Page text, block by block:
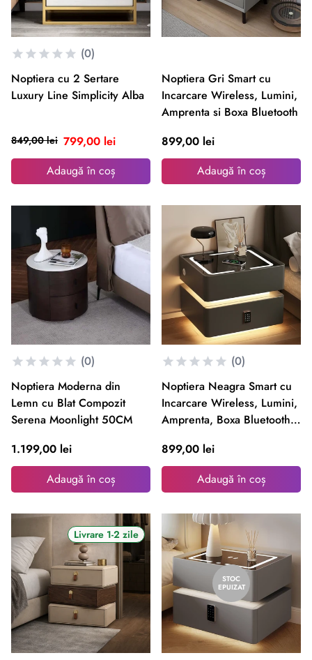
(0)
Noptiera cu 2 Sertare
Luxury Line Simplicity Alba
849,00 lei 799,00 lei
Adaugă în coș
Noptiera Gri Smart cu
Incarcare Wireless, Lumini,
Amprenta si Boxa Bluetooth
899,00 lei
Adaugă în coș
(0)
Noptiera Moderna din
Lemn cu Blat Compozit
Serena Moonlight 50CM
1.199,00 lei
Adaugă în coș
(0)
Noptiera Neagra Smart cu
Incarcare Wireless, Lumini,
Amprenta, Boxa Bluetooth
899,00 lei
Adaugă în coș
Livrare 1-2 zile
STOC
EPUIZAT